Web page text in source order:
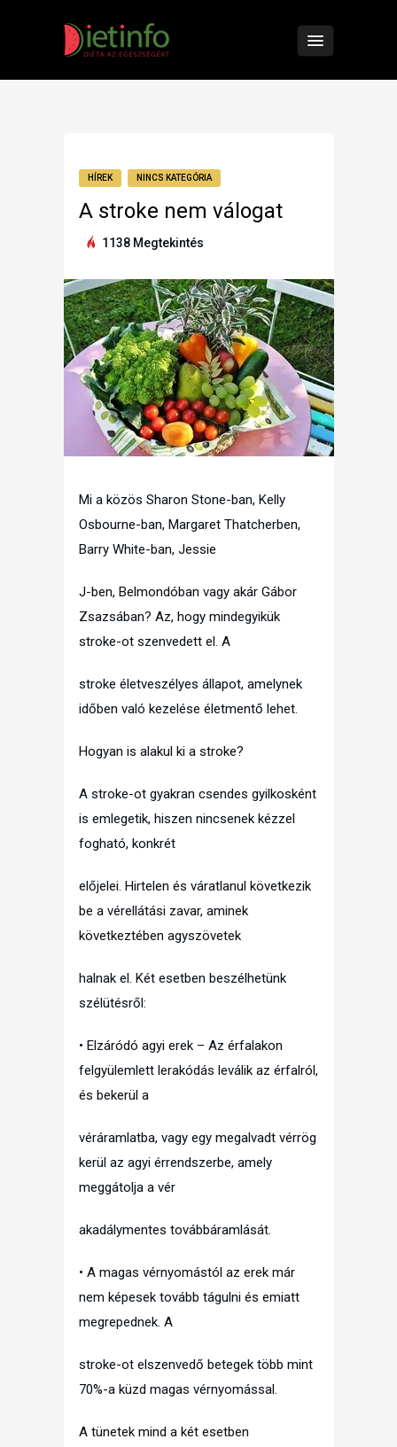
HÍREK NINCS KATEGÓRIA
A stroke nem válogat
1138 Megtekintés
Mi a közös Sharon Stone-ban, Kelly
Osbourne-ban, Margaret Thatcherben,
Barry White-ban, Jessie
J-ben, Belmondóban vagy akár Gábor
Zsazsában? Az, hogy mindegyikük
stroke-ot szenvedett el. A
stroke életveszélyes állapot, amelynek
időben való kezelése életmentő lehet.
Hogyan is alakul ki a stroke?
A stroke-ot gyakran csendes gyilkosként
is emlegetik, hiszen nincsenek kézzel
fogható, konkrét
előjelei. Hirtelen és váratlanul következik
be a vérellátási zavar, aminek
következtében agyszövetek
halnak el. Két esetben beszélhetünk
szélütésről:
• Elzáródó agyi erek – Az érfalakon
felgyülemlett lerakódás leválik az érfalról,
és bekerül a
véráramlatba, vagy egy megalvadt vérrög
kerül az agyi érrendszerbe, amely
meggátolja a vér
akadálymentes továbbáramlását.
• A magas vérnyomástól az erek már
nem képesek tovább tágulni és emiatt
megrepednek. A
stroke-ot elszenvedő betegek több mint
70%-a küzd magas vérnyomással.
A tünetek mind a két esetben